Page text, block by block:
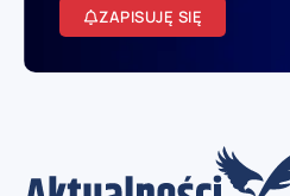
ZAPISUJĘ SIĘ